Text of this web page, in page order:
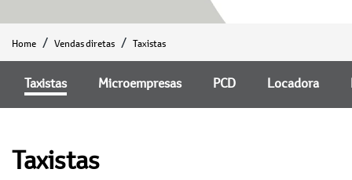
Home Vendas diretas Taxistas
Microempresas PCD Locadora
Taxistas
Taxistas